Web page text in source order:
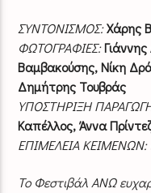
ΣΥΝΤΟΝΙΣΜΟΣ:Χάρης
ΦΩΤΟΓΡΑΦΙΕΣ:
Βαμβακούσης, Νίκη
Δημήτρης Τουβράς
ΥΠΟΣΤΗΡΙΞΗ
Καπέλλος, Άννα
ΕΠΙΜΕΛΕΙΑ ΚΕΙΜΕΝΩΝ:
Το Φεστιβάλ ΑΝΩ